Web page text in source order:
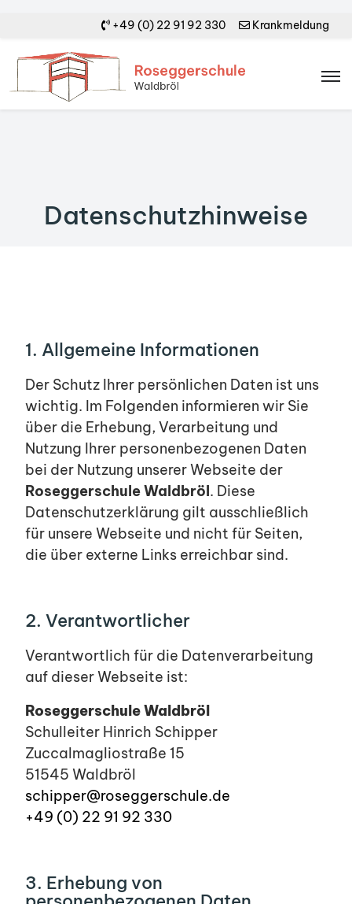
+49 (0) 22 91 92 330 Krankmeldung
Datenschutzhinweise
1. Allgemeine Informationen
Der Schutz Ihrer persönlichen Daten ist uns
wichtig. Im Folgenden informieren wir Sie
über die Erhebung, Verarbeitung und
Nutzung Ihrer personenbezogenen Daten
bei der Nutzung unserer Webseite der
Roseggerschule Waldbröl. Diese
Datenschutzerklärung gilt ausschließlich
für unsere Webseite und nicht für Seiten,
die über externe Links erreichbar sind.
2. Verantwortlicher
Verantwortlich für die Datenverarbeitung
auf dieser Webseite ist:
Roseggerschule Waldbröl
Schulleiter Hinrich Schipper
Zuccalmagliostraße 15
51545 Waldbröl
schipper@roseggerschule.de
+49 (0) 22 91 92 330
3. Erhebung von